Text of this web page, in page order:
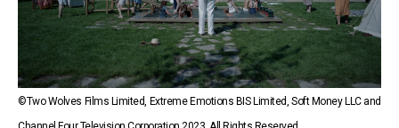
©Two Wolves Films Limited, Extreme Emotions BIS Limited, Soft Money LLC and